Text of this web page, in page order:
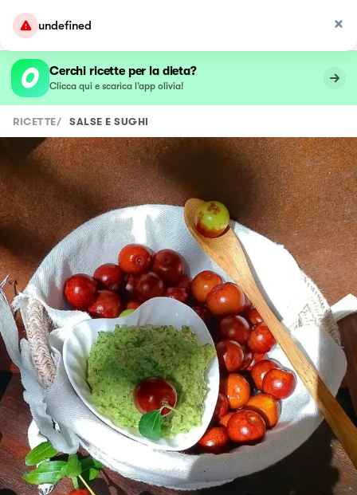
undefined
Cerchi ricette per la dieta?
Clicca qui e scarica l’app olivia!
RICETTE/ SALSE E SUGHI